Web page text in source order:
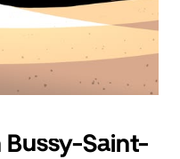
Bussy-Saint-